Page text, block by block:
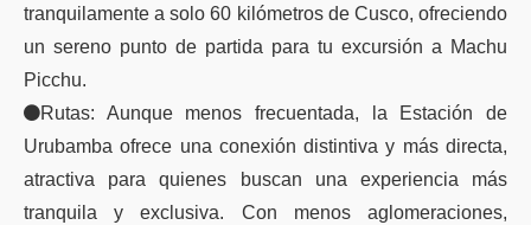
tranquilamente a solo 60 kilómetros de Cusco, ofreciendo
un sereno punto de partida para tu excursión a Machu
Picchu.
Rutas: Aunque menos frecuentada, la Estación de
Urubamba ofrece una conexión distintiva y más directa,
atractiva para quienes buscan una experiencia más
tranquila y exclusiva. Con menos aglomeraciones,